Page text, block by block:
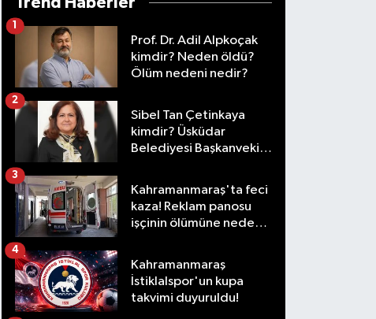
Prof. Dr. Adil Alpkoçak
kimdir? Neden öldü?
Ölüm nedeni nedir?
1
Sibel Tan Çetinkaya
kimdir? Üsküdar
Belediyesi Başkanvekili
2
Kahramanmaraş'ta feci
kaza! Reklam panosu
işçinin ölümüne neden
3
Kahramanmaraş
İstiklalspor'un kupa
takvimi duyuruldu!
4